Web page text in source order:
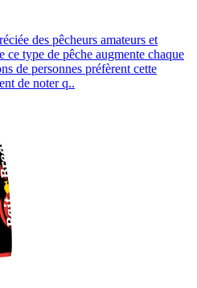
des pêcheurs amateurs et
type de pêche augmente chaque
de personnes préfèrent cette
de noter q..